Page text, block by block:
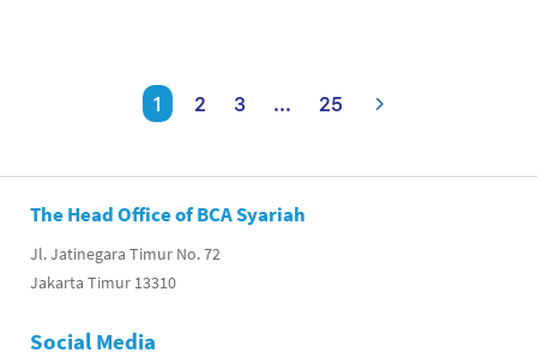
1 2 3 ... 25
The Head Office of BCA Syariah
Jl. Jatinegara Timur No. 72
Jakarta Timur 13310
Social Media